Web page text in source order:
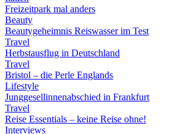
Freizeitpark mal anders
Beauty
Beautygeheimnis Reiswasser im Test
Travel
Herbstausflug in Deutschland
Travel
Bristol – die Perle Englands
Lifestyle
Junggesellinnenabschied in Frankfurt
Travel
Reise Essentials – keine Reise ohne!
Interviews